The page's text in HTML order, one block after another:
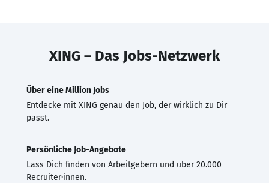
XING – Das Jobs-Netzwerk
Über eine Million Jobs
Entdecke mit XING genau den Job, der wirklich zu Dir
passt.
Persönliche Job-Angebote
Lass Dich finden von Arbeitgebern und über 20.000
Recruiter·innen.